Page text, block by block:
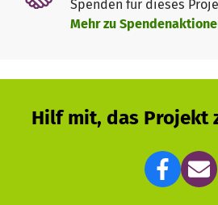
Spenden für dieses
Mehr zu
Hilf mit, das Projekt